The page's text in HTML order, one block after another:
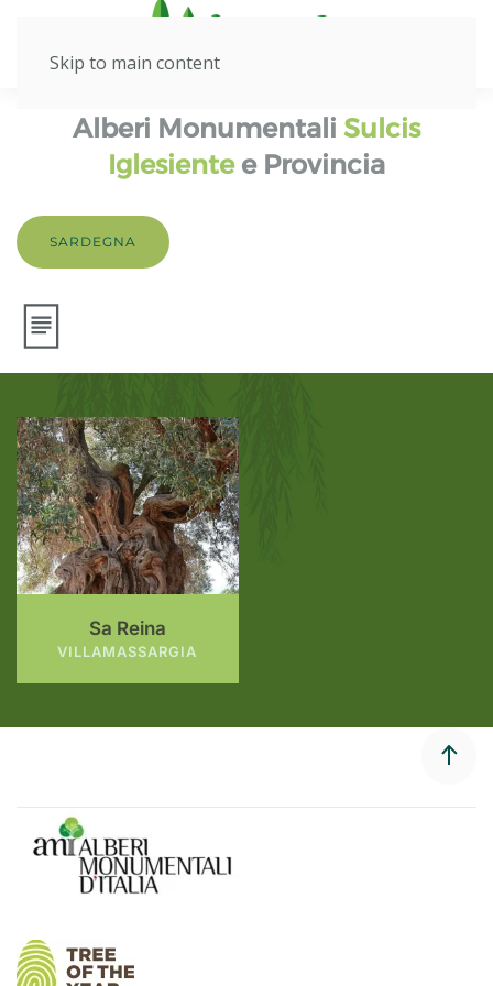
Skip to main content
Alberi Monumentali Sulcis
Iglesientee Provincia
SARDEGNA
Sa Reina
VILLAMASSARGIA